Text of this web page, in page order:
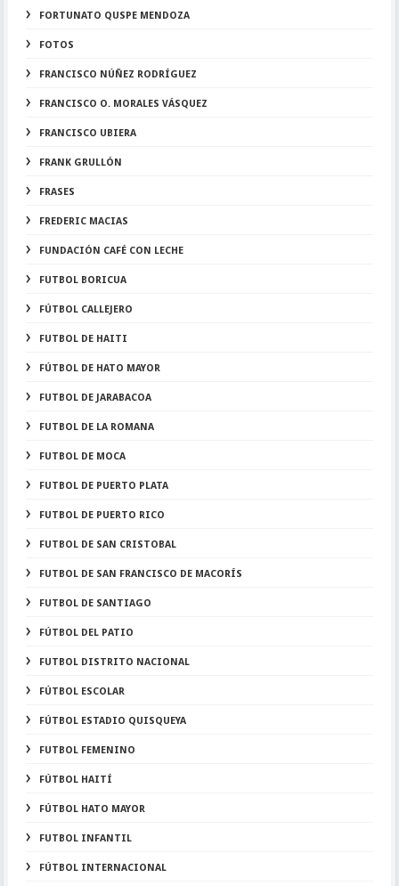
FORTUNATO QUSPE MENDOZA
FOTOS
FRANCISCO NÚÑEZ RODRÍGUEZ
FRANCISCO O. MORALES VÁSQUEZ
FRANCISCO UBIERA
FRANK GRULLÓN
FRASES
FREDERIC MACIAS
FUNDACIÓN CAFÉ CON LECHE
FUTBOL BORICUA
FÚTBOL CALLEJERO
FUTBOL DE HAITI
FÚTBOL DE HATO MAYOR
FUTBOL DE JARABACOA
FUTBOL DE LA ROMANA
FUTBOL DE MOCA
FUTBOL DE PUERTO PLATA
FUTBOL DE PUERTO RICO
FUTBOL DE SAN CRISTOBAL
FUTBOL DE SAN FRANCISCO DE MACORÍS
FUTBOL DE SANTIAGO
FÚTBOL DEL PATIO
FUTBOL DISTRITO NACIONAL
FÚTBOL ESCOLAR
FÚTBOL ESTADIO QUISQUEYA
FUTBOL FEMENINO
FÚTBOL HAITÍ
FÚTBOL HATO MAYOR
FUTBOL INFANTIL
FÚTBOL INTERNACIONAL